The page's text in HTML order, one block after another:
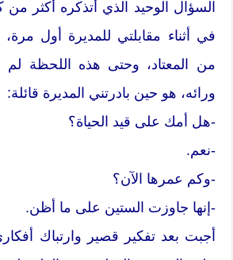
السؤال الوحيد الذي أتذكره أكثر من
في أثناء مقابلتي للمديرة أول مرة،
من المعتاد، وحتى هذه اللحظة
ورائه، هو حين بادرتني المديرة قائلة:
-هل أمك على قيد الحياة؟
-نعم.
-وكم عمرها الآن؟
-إنها جاوزت الستين على ما أظن.
أجبت بعد تفكير قصير وارتباك